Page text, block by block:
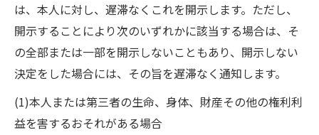
は、本人に対し、遅滞なくこれを開示します。ただし、
開示することにより次のいずれかに該当する場合は、そ
の全部または一部を開示しないこともあり、開示しない
決定をした場合には、その旨を遅滞なく通知します。
(1)本人または第三者の生命、身体、財産その他の権利利
益を害するおそれがある場合